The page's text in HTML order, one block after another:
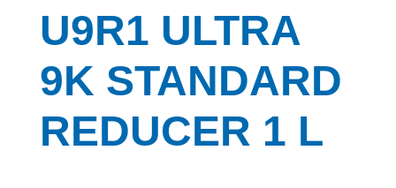
U9R1 ULTRA
9K STANDARD
REDUCER 1 L